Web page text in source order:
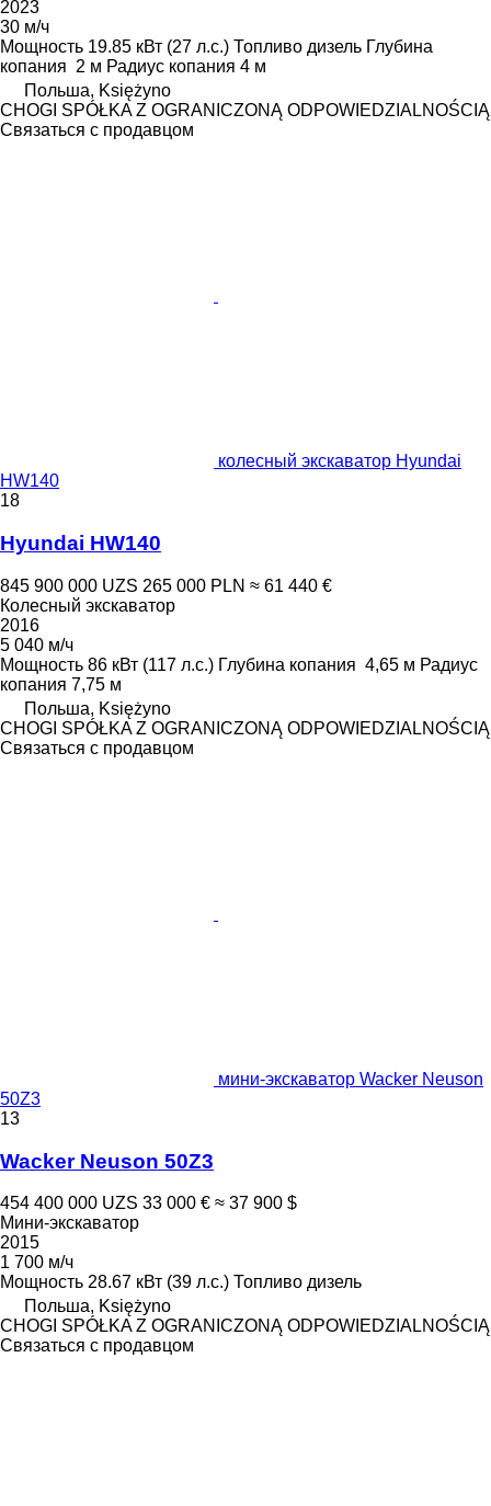
2023
30 м/ч
Мощность 19.85 кВт (27 л.с.) Топливо дизель Глубина
копания 2 м Радиус копания 4 м
Польша, Księżyno
CHOGI SPÓŁKA Z OGRANICZONĄ ODPOWIEDZIALNOŚCIĄ
Связаться с продавцом
колесный экскаватор Hyundai
HW140
18
Hyundai HW140
845 900 000 UZS 265 000 PLN ≈ 61 440 €
Колесный экскаватор
2016
5 040 м/ч
Мощность 86 кВт (117 л.с.) Глубина копания 4,65 м Радиус
копания 7,75 м
Польша, Księżyno
CHOGI SPÓŁKA Z OGRANICZONĄ ODPOWIEDZIALNOŚCIĄ
Связаться с продавцом
мини-экскаватор Wacker Neuson
50Z3
13
Wacker Neuson 50Z3
454 400 000 UZS 33 000 € ≈ 37 900 $
Мини-экскаватор
2015
1 700 м/ч
Мощность 28.67 кВт (39 л.с.) Топливо дизель
Польша, Księżyno
CHOGI SPÓŁKA Z OGRANICZONĄ ODPOWIEDZIALNOŚCIĄ
Связаться с продавцом